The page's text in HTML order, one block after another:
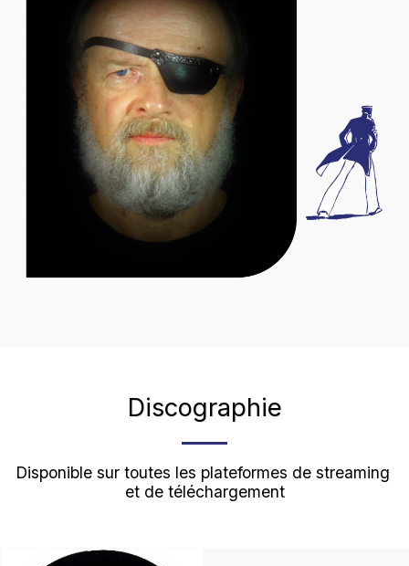
Discographie
Disponible sur toutes les plateformes de streaming
et de téléchargement